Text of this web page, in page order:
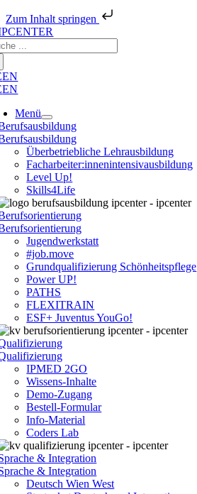
Zum Inhalt springen
Zum
Inhalt
springen
EN
EN
Menü
Überbetriebliche Lehrausbildung
Facharbeiter:innenintensivausbildung
Level Up!
Skills4Life
Jugendwerkstatt
#job.move
Grundqualifizierung Schönheitspflege
Power UP!
PATHS
FLEXITRAIN
ESF+ Juventus YouGo!
IPMED 2GO
Wissens-Inhalte
Demo-Zugang
Bestell-Formular
Info-Material
Coders Lab
& Integration
& Integration
Deutsch Wien West